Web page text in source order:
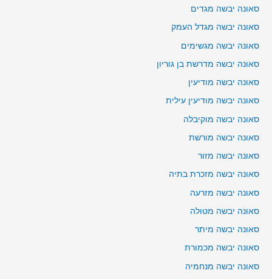
סאונה יבשה מגדים
סאונה יבשה מגדל העמק
סאונה יבשה מגשימים
סאונה יבשה מדרשת בן גוריון
סאונה יבשה מודיעין
סאונה יבשה מודיעין עילית
סאונה יבשה מוקיבלה
סאונה יבשה מורשת
סאונה יבשה מזור
סאונה יבשה מזכרת בתיה
סאונה יבשה מזרעה
סאונה יבשה מטולה
סאונה יבשה מיתר
סאונה יבשה מכמורת
סאונה יבשה מנחמיה